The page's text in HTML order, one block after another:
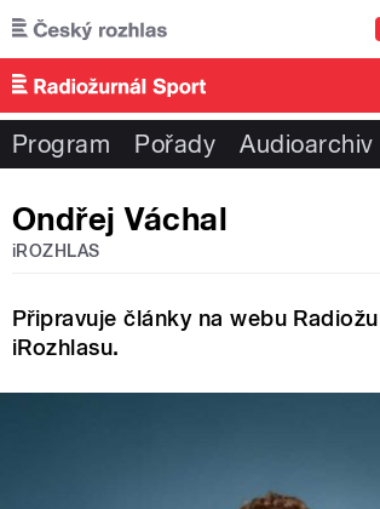
Přejít k hlavnímu obsahu
Program Pořady Audioarchiv
Ondřej Váchal
iROZHLAS
Připravuje články na webu
iRozhlasu.